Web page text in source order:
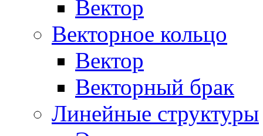
Вектор
Векторное кольцо
Вектор
Векторный брак
Линейные структуры